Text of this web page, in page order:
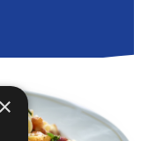
az olaját
×